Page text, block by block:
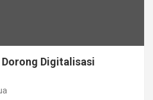
Dorong Digitalisasi